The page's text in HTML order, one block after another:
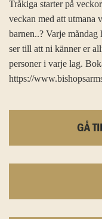
Tråkiga starter på
veckan med att utmana
barnen..? Varje
ser till att ni känner er
personer i varje lag.
https://
GÅ